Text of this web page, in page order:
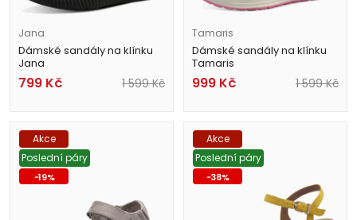
Jana
Dámské sandály na klínku
Jana
8-28765-44 001 černé
799 Kč 1 599Kč
Tamaris
Dámské sandály na klínku
Tamaris
1-28713-44 895 multicolor
999 Kč 1 599Kč
Akce
Poslední páry
-19%
Akce
Poslední páry
-38%